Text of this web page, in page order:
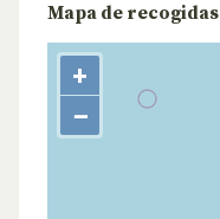
Mapa de recogidas
+
−